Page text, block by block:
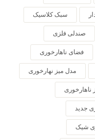
سبک کلاسیک
صندلی فلزی
فضای ناهارخوری
مدل میز نهارخوری
ناهارخوری
جدید
شیک